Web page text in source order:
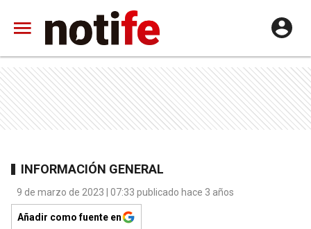
INFORMACIÓN GENERAL
9 de marzo de 2023 | 07:33 publicado hace 3 años
Añadir como fuente en